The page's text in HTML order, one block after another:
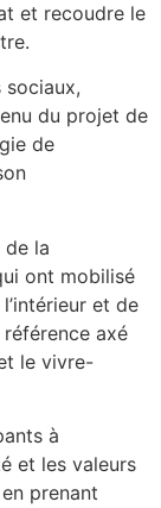
et recoudre le
du projet de
de
de la
ont mobilisé
et de
axé
le vivre-
à
et les valeurs
prenant